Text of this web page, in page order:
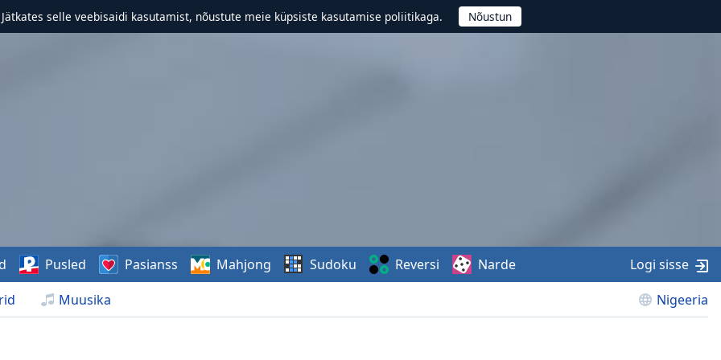
Jätkates selle veebisaidi kasutamist, nõustute meie küpsiste kasutamise poliitikaga.
Muusika Nigeeria
Pusled Pasianss Mahjong Sudoku Reversi Narde Logi sisse